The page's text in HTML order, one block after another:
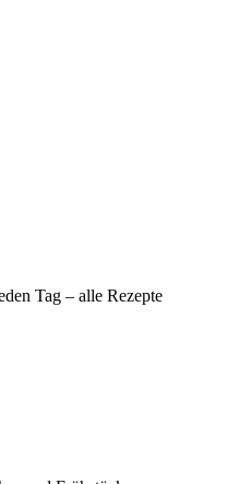
Tag – alle Rezepte